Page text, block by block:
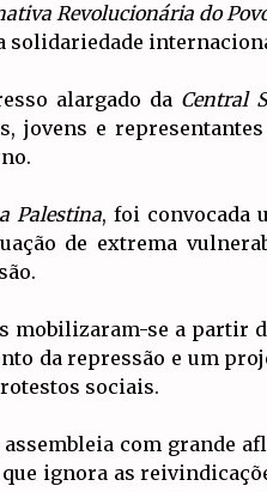
Revolucionária do
solidariedade
alargado da Central
e representantes
Palestina, foi convocada
de extrema
mobilizaram-se a partir
da repressão e um
sociais.
assembleia com grande
ignora as